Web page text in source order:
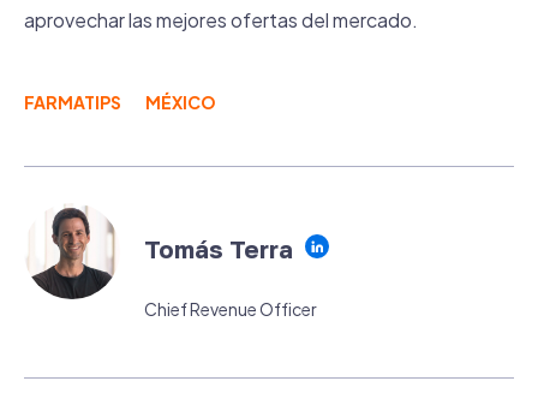
aprovechar las mejores ofertas del mercado.
FARMATIPS MÉXICO
Tomás Terra
Chief Revenue Officer